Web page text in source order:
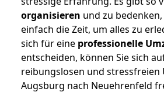
organisieren und zu
einfach die Zeit, um alles zu
sich für eine professionelle
entscheiden, können Sie sich
reibungslosen und stressfreien
Augsburg nach Neuehrenfeld